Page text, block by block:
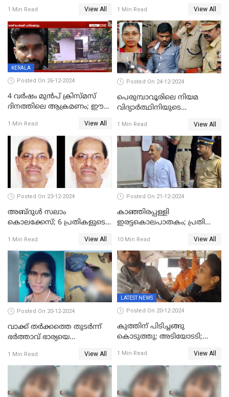
1 Min Read View All 1 Min Read View All
KERALA
Posted On 26-12-2024
4 വർഷം മുൻപ് ക്രിസ്മസ്
ദിനത്തിലെ ആക്രമണം; ഈ
ചോദിക്കാനെത്തി, 2 പേർ
കുത്തേറ്റു മരിച്ചു
1 Min Read View All
Posted On 24-12-2024
പെരുമ്പാവൂരിലെ നിയമ
വിദ്യാര്‍ത്ഥിനിയുടെ
അമീറുള്‍ ഇസ്ലാമിന്റെ
മനോനിലയില്‍ കുഴപ്പമില്ലെന്ന്
റിപ്പോര്‍ട്ട്
1 Min Read View All
Posted On 23-12-2024
അബ്ദുള്‍ സലാം
കൊലക്കേസ്‌; 6 പ്രതികളുടെ
1 Min Read View All
Posted On 21-12-2024
കാഞ്ഞിരപ്പള്ളി
ഇരട്ടകൊലപാതകം; പ്രതി
ജീവപര്യന്തം
10 Min Read View All
Posted On 20-12-2024
വാക്ക് തര്‍ക്കത്തെ തുടര്‍ന്ന്
ഭര്‍ത്താവ് ഭാര്യയെ
1 Min Read View All
LATEST NEWS
Posted On 20-12-2024
കുത്തിന് പിടിച്ചങ്ങു
കൊടുത്തു; അടിയോടടി;
ശല്യം ചെയ്തയാളെ 26 തവണ
മുഖത്തടിച്ച് അധ്യാപിക
1 Min Read View All